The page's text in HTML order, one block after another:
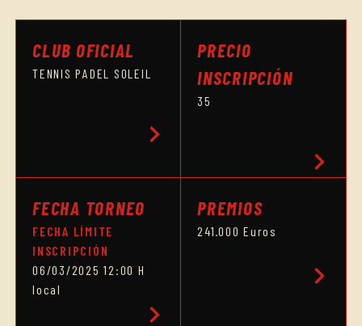
CLUB OFICIAL
TENNIS PADEL SOLEIL
chevron_right
PRECIO
INSCRIPCIÓN
35
chevron_right
FECHA TORNEO
FECHA LÍMITE
INSCRIPCIÓN
06/03/2025 12:00 H
local
chevron_right
PREMIOS
241.000 Euros
chevron_right